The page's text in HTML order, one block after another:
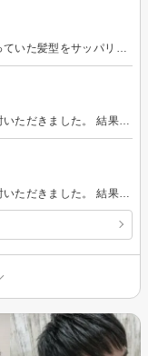
今回も色々と相談に乗っていただき、髪型を検討いただきました。 結果とても良い仕上がりになりました。 また利用させて頂きます。
今回も色々と相談に乗っていただき、髪型を検討いただきました。 結果とても良い仕上がりになりました。 また利用させて頂きます。